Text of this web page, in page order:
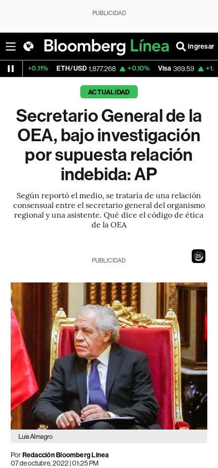
PUBLICIDAD
Ingresar
ETH/USD 1,877.268 +0.10% Visa 369.59 +1.07%
ACTUALIDAD
Secretario General de la
OEA, bajo investigación
por supuesta relación
indebida: AP
Según reportó el medio, se trataría de una relación
consensual entre el secretario general del organismo
regional y una asistente. Qué dice el código de ética
de la OEA
21
PUBLICIDAD
Luis Almagro
PorRedacción Bloomberg Línea
07 de octubre, 2022 | 01:25 PM